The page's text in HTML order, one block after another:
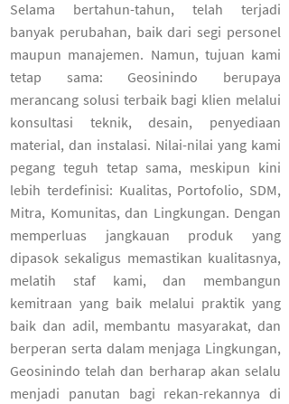
Selama bertahun-tahun, telah terjadi
banyak perubahan, baik dari segi personel
maupun manajemen. Namun, tujuan kami
tetap sama: Geosinindo berupaya
merancang solusi terbaik bagi klien melalui
konsultasi teknik, desain, penyediaan
material, dan instalasi. Nilai-nilai yang kami
pegang teguh tetap sama, meskipun kini
lebih terdefinisi: Kualitas, Portofolio, SDM,
Mitra, Komunitas, dan Lingkungan. Dengan
memperluas jangkauan produk yang
dipasok sekaligus memastikan kualitasnya,
melatih staf kami, dan membangun
kemitraan yang baik melalui praktik yang
baik dan adil, membantu masyarakat, dan
berperan serta dalam menjaga Lingkungan,
Geosinindo telah dan berharap akan selalu
menjadi panutan bagi rekan-rekannya di